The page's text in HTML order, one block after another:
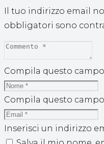
Il tuo indirizzo email
obbligatori sono
Compila questo campo
Compila questo campo
Inserisci un indirizzo